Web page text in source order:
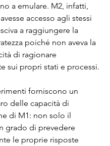
a emulare. M2, infatti,
accesso agli stessi
a raggiungere la
poiché non aveva la
di ragionare
sui propri stati e processi.
forniscono un
delle capacità di
di M1: non solo il
grado di prevedere
le proprie risposte